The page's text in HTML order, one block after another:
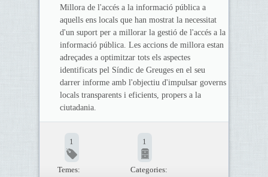
Millora de l'accés a la informació pública a
aquells ens locals que han mostrat la necessitat
d'un suport per a millorar la gestió de l'accés a la
informació pública. Les accions de millora estan
adreçades a optimitzar tots els aspectes
identificats pel Síndic de Greuges en el seu
darrer informe amb l'objectiu d'impulsar governs
locals transparents i eficients, propers a la
ciutadania.
1
Temes:
1
Categories: